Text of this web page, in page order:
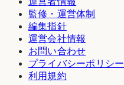
監修・運営体制
編集指針
運営会社情報
お問い合わせ
プライバシーポリシー
利用規約